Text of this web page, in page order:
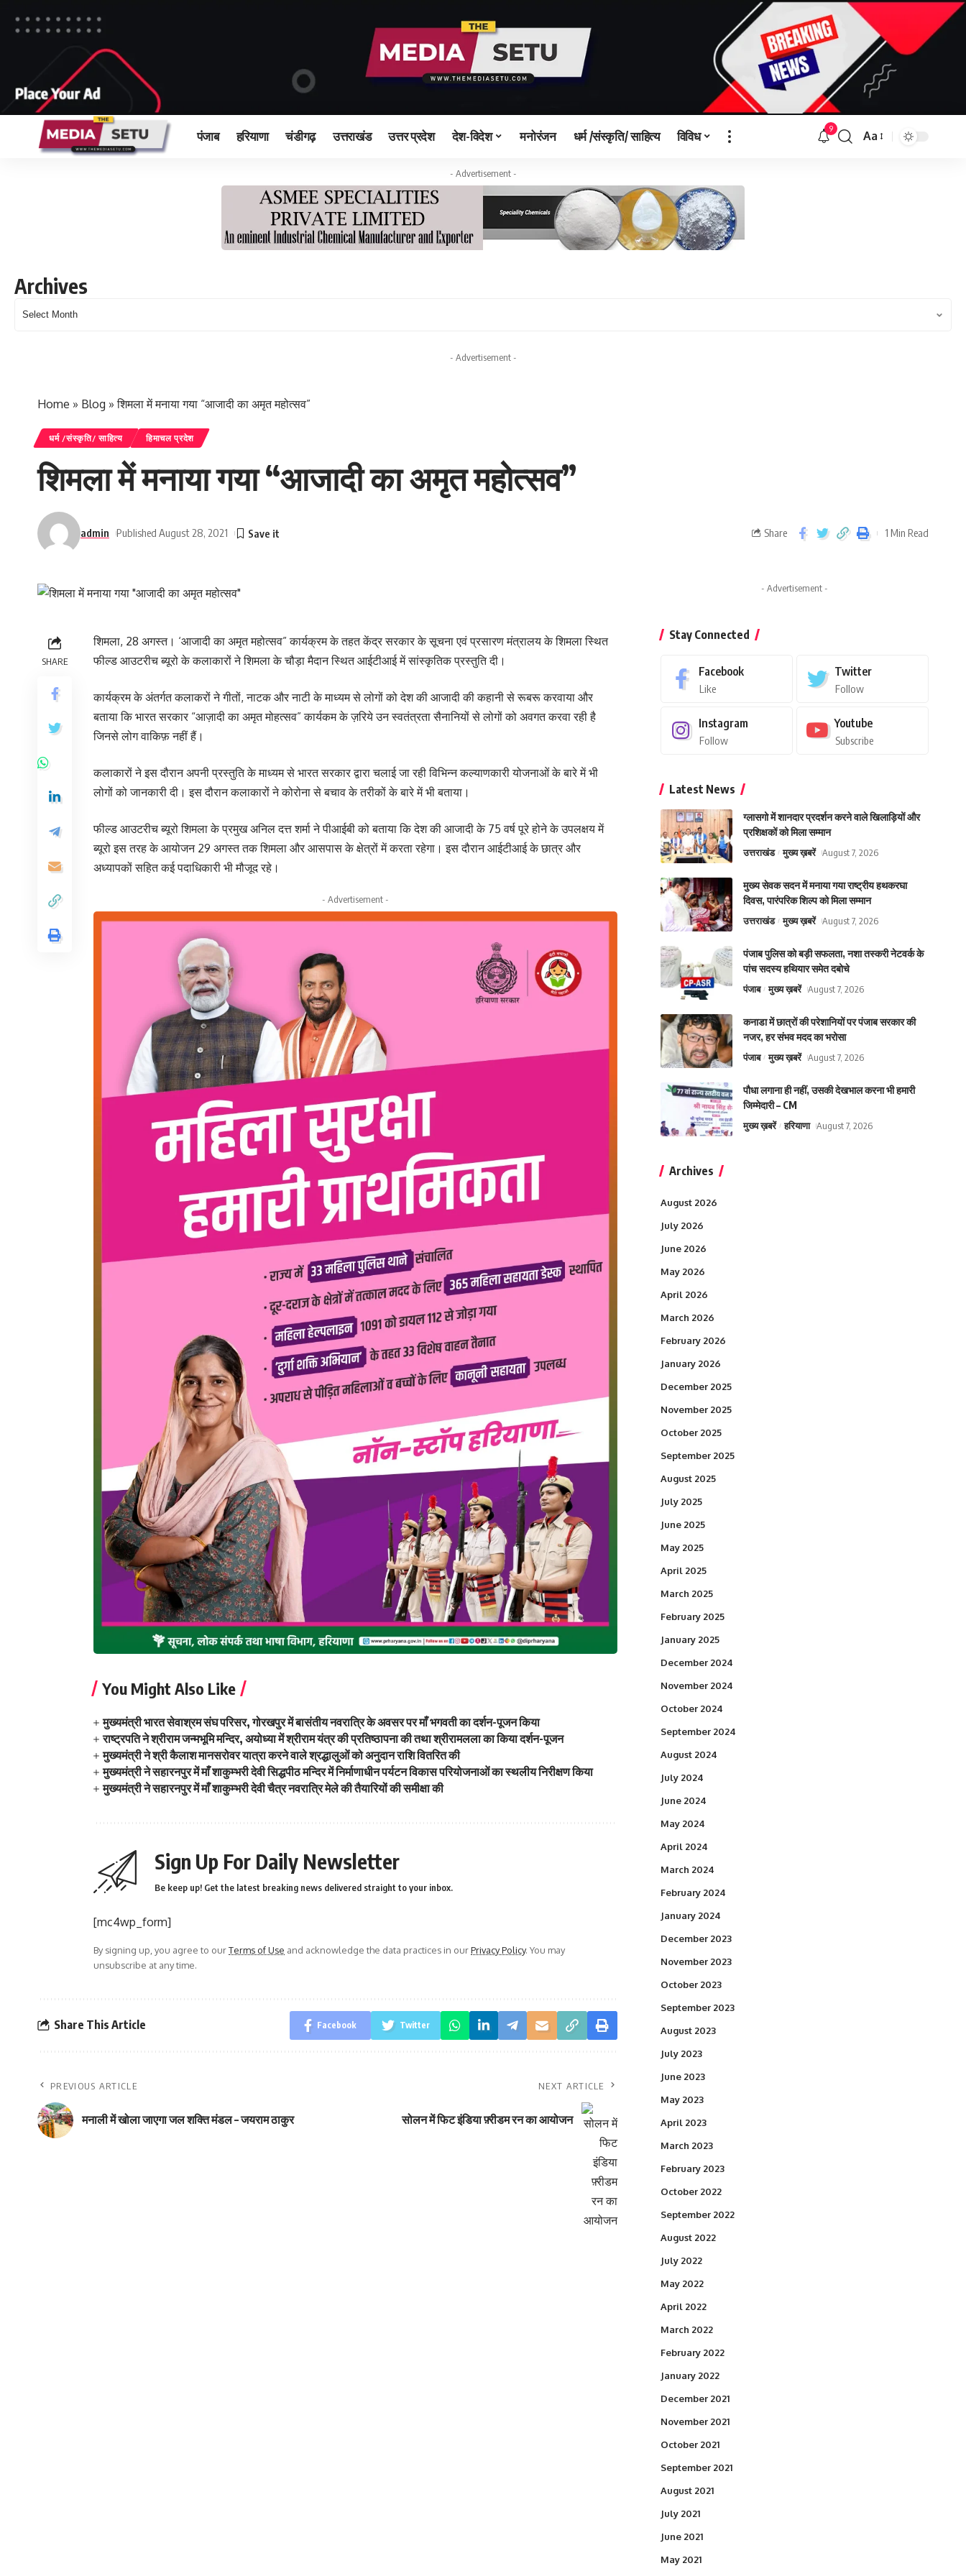
पंजाब हरियाणा चंडीगढ़ उत्तराखंड उत्तर प्रदेश देश-विदेश मनोरंजन धर्म /संस्कृति/ साहित्य विविध 9
Aa
- Advertisement -
Archives
- Advertisement -
Home » Blog »शिमला में मनाया गया “आजादी का अमृत महोत्सव”
धर्म /संस्कृति/ साहित्य हिमाचल प्रदेश
शिमला में मनाया गया “आजादी का अमृत महोत्सव”
admin Published August 28, 2021 Share 1 Min Read
SHARE
शिमला, 28 अगस्त। ‘आजादी का अमृत महोत्सव” कार्यक्रम के तहत केंद्र सरकार के सूचना एवं प्रसारण मंत्रालय के शिमला स्थित
फील्ड आउटरीच ब्यूरो के कलाकारों ने शिमला के चौड़ा मैदान स्थित आईटीआई में सांस्कृतिक प्रस्तुति दी।
कार्यक्रम के अंतर्गत कलाकरों ने गीतों, नाटक और नाटी के माध्यम से लोगों को देश की आजादी की कहानी से रूबरू करवाया और
बताया कि भारत सरकार “आज़ादी का अमृत मोहत्सव” कार्यकम के ज़रिये उन स्वतंत्रता सैनानियों से लोगों को अवगत करवा रही है
जिनसे लोग वाकिफ़ नहीं हैं।
कलाकारों ने इस दौरान अपनी प्रस्तुति के माध्यम से भारत सरकार द्वारा चलाई जा रही विभिन्न कल्याणकारी योजनाओं के बारे में भी
लोगों को जानकारी दी। इस दौरान कलाकारों ने कोरोना से बचाव के तरीकों के बारे में भी बताया।
फील्ड आउटरीच ब्यूरो शिमला के प्रमुख अनिल दत्त शर्मा ने पीआईबी को बताया कि देश की आजादी के 75 वर्ष पूरे होने के उपलक्षय में
ब्यूरो इस तरह के आयोजन 29 अगस्त तक शिमला और आसपास के क्षेत्रों में करता रहेगा। इस दौरान आईटीआई के छात्र और
अध्यापकों सहित कई पदाधिकारी भी मौजूद रहे।
- Advertisement -
You Might Also Like
मुख्यमंत्री भारत सेवाश्रम संघ परिसर, गोरखपुर में बासंतीय नवरात्रि के अवसर पर माँ भगवती का दर्शन-पूजन किया
राष्ट्रपति ने श्रीराम जन्मभूमि मन्दिर, अयोध्या में श्रीराम यंत्र की प्रतिष्ठापना की तथा श्रीरामलला का किया दर्शन-पूजन
मुख्यमंत्री ने श्री कैलाश मानसरोवर यात्रा करने वाले श्रद्धालुओं को अनुदान राशि वितरित की
मुख्यमंत्री ने सहारनपुर में माँ शाकुम्भरी देवी सिद्धपीठ मन्दिर में निर्माणाधीन पर्यटन विकास परियोजनाओं का स्थलीय निरीक्षण किया
मुख्यमंत्री ने सहारनपुर में माँ शाकुम्भरी देवी चैत्र नवरात्रि मेले की तैयारियों की समीक्षा की
Sign Up For Daily Newsletter
Be keep up! Get the latest breaking news delivered straight to your inbox.
[mc4wp_form]
By signing up, you agree to ourTerms of Use and acknowledge the data practices in ourPrivacy Policy. You may
unsubscribe at any time.
Share This Article Facebook Twitter
PREVIOUS ARTICLE
मनाली में खोला जाएगा जल शक्ति मंडल – जयराम ठाकुर
NEXT ARTICLE
सोलन में फिट इंडिया फ़्रीडम रन का आयोजन
- Advertisement -
Stay Connected
Facebook
Like
Twitter
Follow
Instagram
Follow
Youtube
Subscribe
Latest News
ग्लासगो में शानदार प्रदर्शन करने वाले खिलाड़ियों और
प्रशिक्षकों को मिला सम्मान
उत्तराखंड मुख्य ख़बरें August 7, 2026
मुख्य सेवक सदन में मनाया गया राष्ट्रीय हथकरघा
दिवस, पारंपरिक शिल्प को मिला सम्मान
उत्तराखंड मुख्य ख़बरें August 7, 2026
पंजाब पुलिस को बड़ी सफलता, नशा तस्करी नेटवर्क के
पांच सदस्य हथियार समेत दबोचे
पंजाब मुख्य ख़बरें August 7, 2026
कनाडा में छात्रों की परेशानियों पर पंजाब सरकार की
नजर, हर संभव मदद का भरोसा
पंजाब मुख्य ख़बरें August 7, 2026
पौधा लगाना ही नहीं, उसकी देखभाल करना भी हमारी
जिम्मेदारी – CM
मुख्य ख़बरें हरियाणा August 7, 2026
Archives
August 2026
July 2026
June 2026
May 2026
April 2026
March 2026
February 2026
January 2026
December 2025
November 2025
October 2025
September 2025
August 2025
July 2025
June 2025
May 2025
April 2025
March 2025
February 2025
January 2025
December 2024
November 2024
October 2024
September 2024
August 2024
July 2024
June 2024
May 2024
April 2024
March 2024
February 2024
January 2024
December 2023
November 2023
October 2023
September 2023
August 2023
July 2023
June 2023
May 2023
April 2023
March 2023
February 2023
October 2022
September 2022
August 2022
July 2022
May 2022
April 2022
March 2022
February 2022
January 2022
December 2021
November 2021
October 2021
September 2021
August 2021
July 2021
June 2021
May 2021